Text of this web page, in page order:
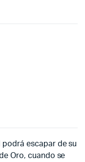
podrá escapar de su
Oro, cuando se